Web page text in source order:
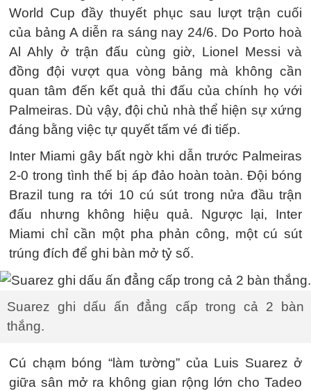
World Cup đầy thuyết phục sau lượt trận cuối
của bảng A diễn ra sáng nay 24/6. Do Porto hoà
Al Ahly ở trận đấu cùng giờ, Lionel Messi và
đồng đội vượt qua vòng bảng mà không cần
quan tâm đến kết quả thi đấu của chính họ với
Palmeiras. Dù vậy, đội chủ nhà thể hiện sự xứng
đáng bằng việc tự quyết tấm vé đi tiếp.
Inter Miami gây bất ngờ khi dẫn trước Palmeiras
2-0 trong tình thế bị áp đảo hoàn toàn. Đội bóng
Brazil tung ra tới 10 cú sút trong nửa đầu trận
đấu nhưng không hiệu quả. Ngược lại, Inter
Miami chỉ cần một pha phản công, một cú sút
trúng đích để ghi bàn mở tỷ số.
Suarez ghi dấu ấn đẳng cấp trong cả 2 bàn
thắng.
Cú chạm bóng “làm tường” của Luis Suarez ở
giữa sân mở ra không gian rộng lớn cho Tadeo